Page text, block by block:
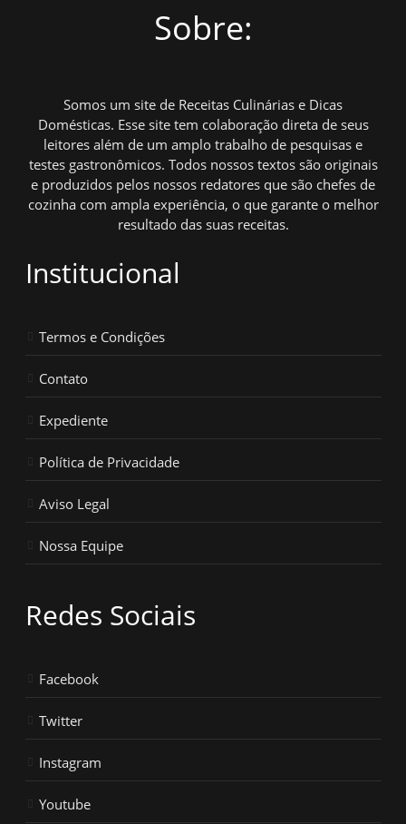
Sobre:
Somos um site de Receitas Culinárias e Dicas
Domésticas. Esse site tem colaboração direta de seus
leitores além de um amplo trabalho de pesquisas e
testes gastronômicos. Todos nossos textos são originais
e produzidos pelos nossos redatores que são chefes de
cozinha com ampla experiência, o que garante o melhor
resultado das suas receitas.
Institucional
Termos e Condições
Contato
Expediente
Política de Privacidade
Aviso Legal
Nossa Equipe
Redes Sociais
Facebook
Twitter
Instagram
Youtube